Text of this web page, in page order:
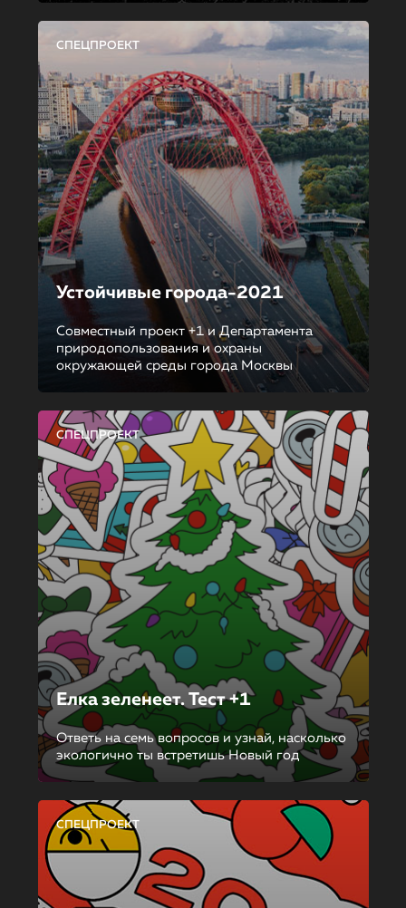
СПЕЦПРОЕКТ
Устойчивые города-2021
Совместный проект +1 и Департамента
природопользования и охраны
окружающей среды города Москвы
СПЕЦПРОЕКТ
Елка зеленеет. Тест +1
Ответь на семь вопросов и узнай, насколько
экологично ты встретишь Новый год
СПЕЦПРОЕКТ